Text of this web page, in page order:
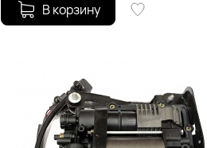
В корзину